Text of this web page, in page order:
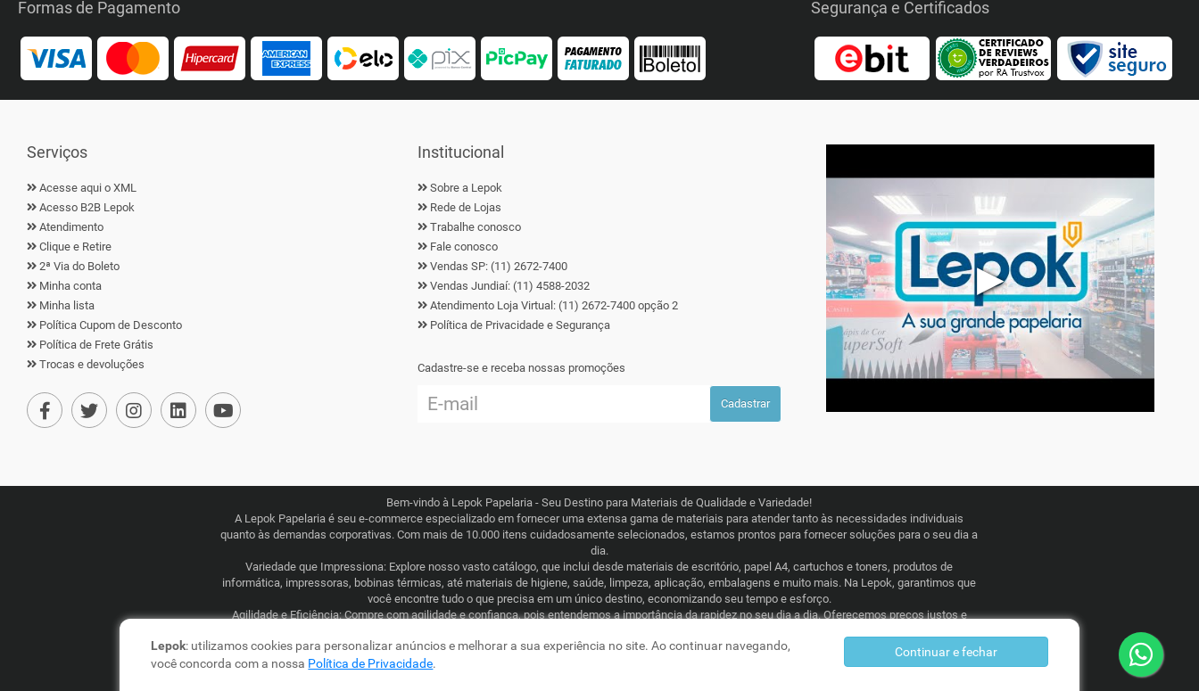
Formas de Pagamento Segurança e Certificados
Serviços
Acesse aqui o XML
Acesso B2B Lepok
Atendimento
Clique e Retire
2ª Via do Boleto
Minha conta
Minha lista
Política Cupom de Desconto
Política de Frete Grátis
Trocas e devoluções
Institucional
Sobre a Lepok
Rede de Lojas
Trabalhe conosco
Fale conosco
Vendas SP: (11) 2672-7400
Vendas Jundiaí: (11) 4588-2032
Atendimento Loja Virtual: (11) 2672-7400 opção 2
Política de Privacidade e Segurança
Cadastre-se e receba nossas promoções
Cadastrar
▶
Bem-vindo à Lepok Papelaria - Seu Destino para Materiais de Qualidade e Variedade!
A Lepok Papelaria é seu e-commerce especializado em fornecer uma extensa gama de materiais para atender tanto às necessidades individuais
quanto às demandas corporativas. Com mais de 10.000 itens cuidadosamente selecionados, estamos prontos para fornecer soluções para o seu dia a
dia.
Variedade que Impressiona: Explore nosso vasto catálogo, que inclui desde materiais de escritório, papel A4, cartuchos e toners, produtos de
informática, impressoras, bobinas térmicas, até materiais de higiene, saúde, limpeza, aplicação, embalagens e muito mais. Na Lepok, garantimos que
você encontre tudo o que precisa em um único destino, economizando seu tempo e esforço.
Agilidade e Eficiência: Compre com agilidade e confiança, pois entendemos a importância da rapidez no seu dia a dia. Oferecemos preços justos e
comprometida em tornar sua experiência de compra simples e garantida.
Lepok: utilizamos cookies para personalizar anúncios e melhorar a sua experiência no site. Ao continuar navegando,
você concorda com a nossa Política de Privacidade.
Continuar e fechar